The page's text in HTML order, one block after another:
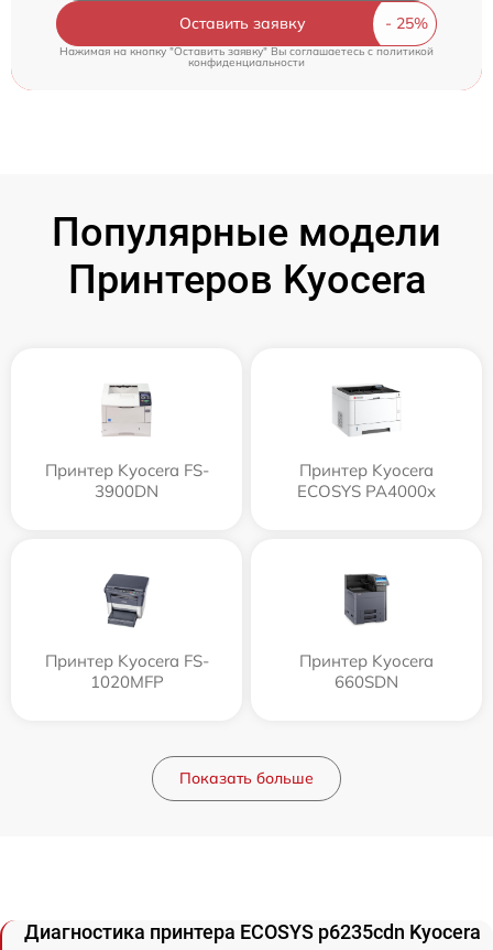
Оставить заявку
Нажимая на кнопку "Оставить заявку" Вы соглашаетесь c политикой
конфиденциальности
Популярные модели
Принтеров Kyocera
Принтер Kyocera FS-
3900DN
Принтер Kyocera
ECOSYS PA4000x
Принтер Kyocera FS-
1020MFP
Принтер Kyocera
660SDN
Показать больше
Диагностика принтера ECOSYS p6235cdn Kyocera